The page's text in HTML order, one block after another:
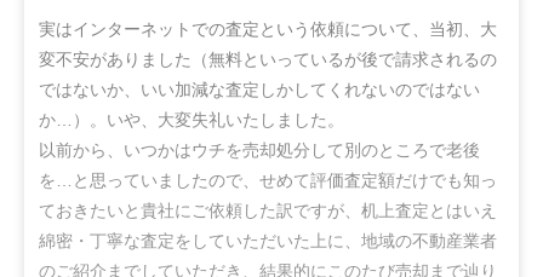
実はインターネットでの査定という依頼について、当初、大
変不安がありました（無料といっているが後で請求されるの
ではないか、いい加減な査定しかしてくれないのではない
か…）。いや、大変失礼いたしました。
以前から、いつかはウチを売却処分して別のところで老後
を…と思っていましたので、せめて評価査定額だけでも知っ
ておきたいと貴社にご依頼した訳ですが、机上査定とはいえ
綿密・丁寧な査定をしていただいた上に、地域の不動産業者
のご紹介までしていただき、結果的にこのたび売却まで辿り